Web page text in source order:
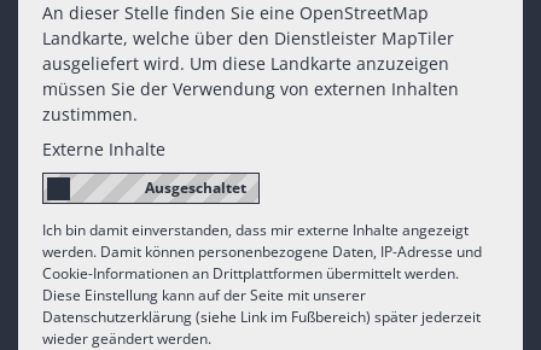
An dieser Stelle finden Sie eine OpenStreetMap
Landkarte, welche über den Dienstleister MapTiler
ausgeliefert wird. Um diese Landkarte anzuzeigen
müssen Sie der Verwendung von externen Inhalten
zustimmen.
Externe Inhalte
Ich bin damit einverstanden, dass mir externe Inhalte angezeigt
werden. Damit können personenbezogene Daten, IP-Adresse und
Cookie-Informationen an Drittplattformen übermittelt werden.
Diese Einstellung kann auf der Seite mit unserer
Datenschutzerklärung (siehe Link im Fußbereich) später jederzeit
wieder geändert werden.